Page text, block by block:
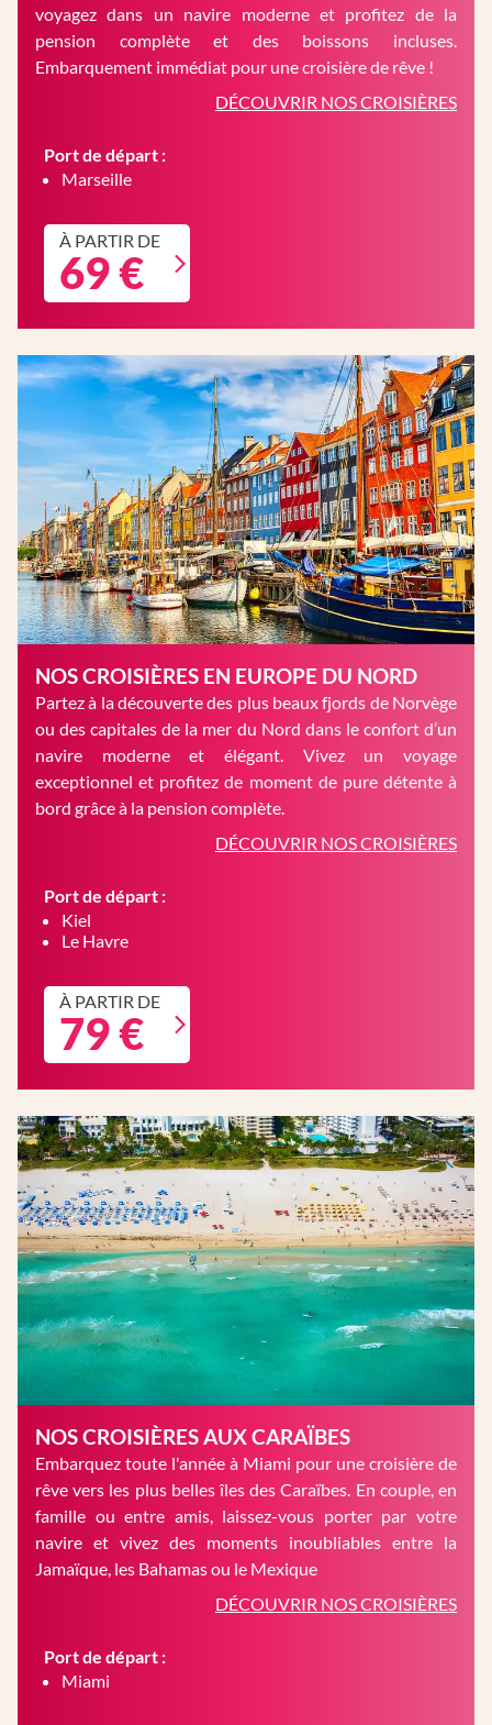
voyagez dans un navire moderne et profitez de la
pension complète et des boissons incluses.
Embarquement immédiat pour une croisière de rêve !
DÉCOUVRIR NOS CROISIÈRES
Port de départ :
Marseille
À PARTIR DE
69 €
NOS CROISIÈRES EN EUROPE DU NORD
Partez à la découverte des plus beaux fjords de Norvège
ou des capitales de la mer du Nord dans le confort d’un
navire moderne et élégant. Vivez un voyage
exceptionnel et profitez de moment de pure détente à
bord grâce à la pension complète.
DÉCOUVRIR NOS CROISIÈRES
Port de départ :
Kiel
Le Havre
À PARTIR DE
79 €
NOS CROISIÈRES AUX CARAÏBES
Embarquez toute l'année à Miami pour une croisière de
rêve vers les plus belles îles des Caraïbes. En couple, en
famille ou entre amis, laissez-vous porter par votre
navire et vivez des moments inoubliables entre la
Jamaïque, les Bahamas ou le Mexique
DÉCOUVRIR NOS CROISIÈRES
Port de départ :
Miami